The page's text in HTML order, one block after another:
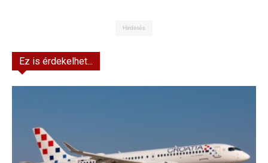
Hirdetés
Ez is érdekelhet...